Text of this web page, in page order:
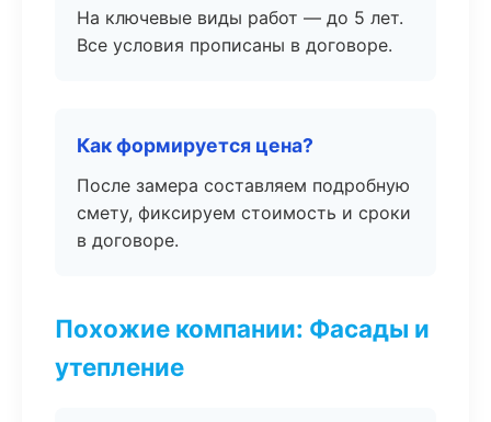
На ключевые виды работ — до 5 лет.
Все условия прописаны в договоре.
Как формируется цена?
После замера составляем подробную
смету, фиксируем стоимость и сроки
в договоре.
Похожие компании: Фасады и
утепление